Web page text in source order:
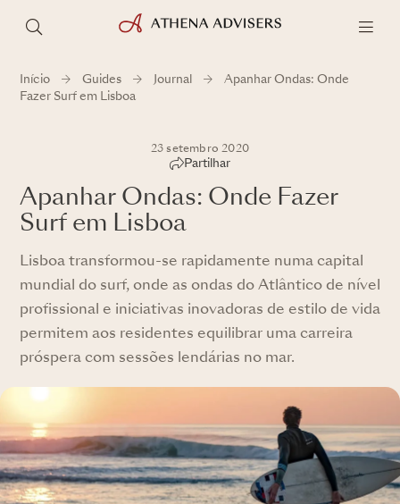
Início Guides Journal
Apanhar Ondas: Onde
Fazer Surf em Lisboa
23 setembro 2020
Partilhar
Apanhar Ondas: Onde Fazer
Surf em Lisboa
Lisboa transformou-se rapidamente numa capital
mundial do surf, onde as ondas do Atlântico de nível
profissional e iniciativas inovadoras de estilo de vida
permitem aos residentes equilibrar uma carreira
próspera com sessões lendárias no mar.